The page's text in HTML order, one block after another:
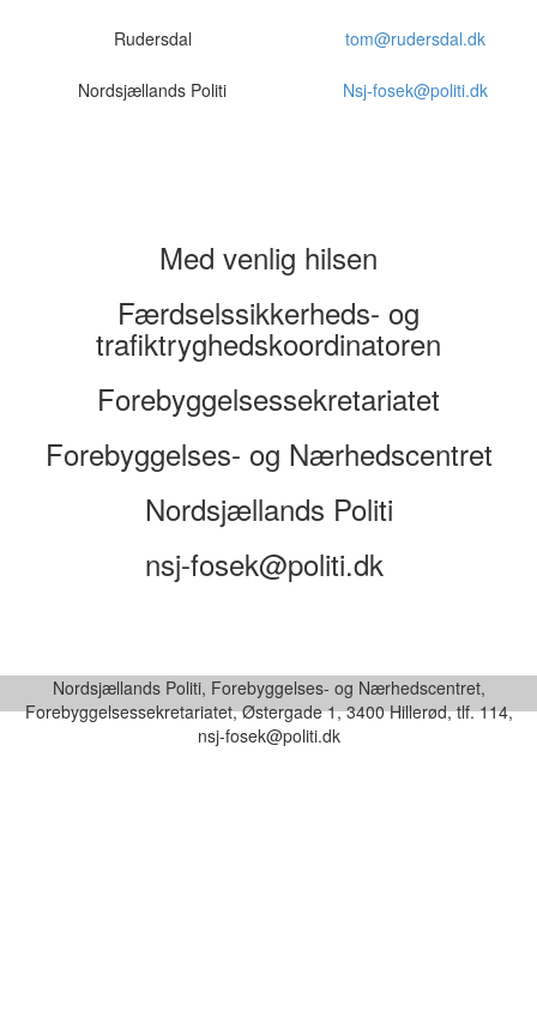
Rudersdal tom@rudersdal.dk
Nordsjællands Politi Nsj-fosek@politi.dk
Med venlig hilsen
Færdselssikkerheds- og
trafiktryghedskoordinatoren
Forebyggelsessekretariatet
Forebyggelses- og Nærhedscentret
Nordsjællands Politi
nsj-fosek@politi.dk
Nordsjællands Politi, Forebyggelses- og Nærhedscentret,
Forebyggelsessekretariatet, Østergade 1, 3400 Hillerød, tlf. 114,
nsj-fosek@politi.dk